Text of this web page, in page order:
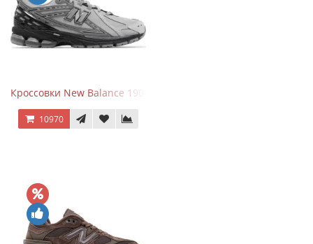
Кроссовки New Balance 1906R Brighton Grey
10970